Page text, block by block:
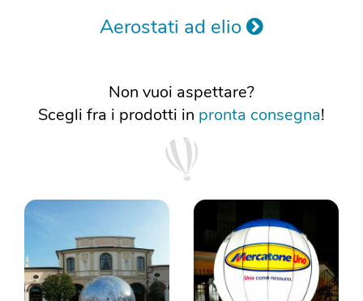
Aerostati ad elio
Non vuoi aspettare?
Scegli fra i prodotti in pronta consegna!